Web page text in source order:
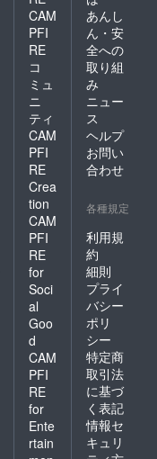
ビス用
Youtub
eアカウ
ントは
新設と
なり、
アクセ
ス効果
は低い
ですが
自由に
可能で
す ・オ
ウンド
メディ
アは未
構築と
なりま
すが、
初期投
資とし
てサー
ビスが
拡張す
るにあ
たり効
果が高
まりま
す ・今
CAM
PFI
RE
コ
ミュ
ニ
ティ
CAM
PFI
RE
Crea
tion
CAM
PFI
RE
for
Soci
al
Goo
d
CAM
PFI
RE
for
Ente
rtain
あんし
ん・安
全への
取り組
み
ニュー
ス
ヘルプ
お問い
合わせ
各種規定
利用規
約
細則
プライ
バシー
ポリ
シー
特定商
取引法
に基づ
く表記
情報セ
キュリ